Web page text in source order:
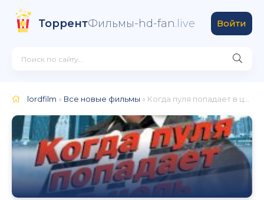
ТоррентФильмы-hd-fan.live Войти
lordfilm » Все новые фильмы » Когда пуля попадает в цель 1996